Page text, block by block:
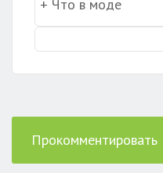
Прокомментировать